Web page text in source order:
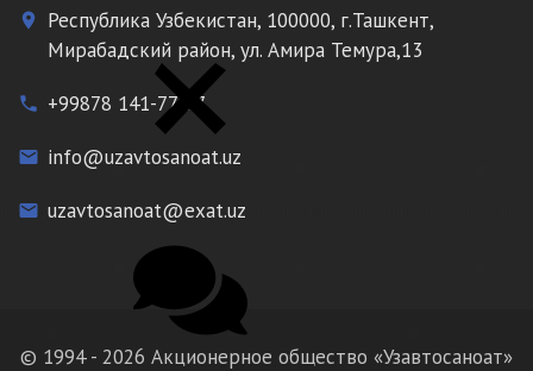
place
Республика Узбекистан, 100000, г.Ташкент,
Мирабадский район, ул. Амира Темура,13
phone +99878 141-77-77
email info@uzavtosanoat.uz
email uzavtosanoat@exat.uz
© 1994 - 2026 Акционерное общество «Узавтосаноат»